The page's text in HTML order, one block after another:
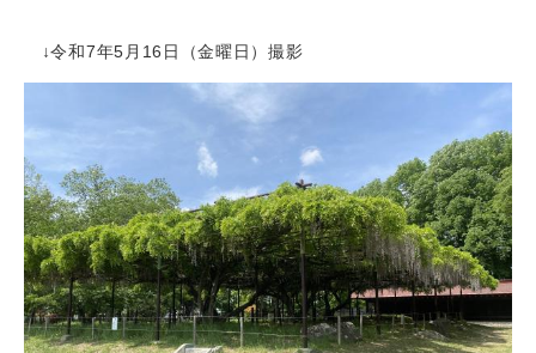
↓令和7年5月16日（金曜日）撮影